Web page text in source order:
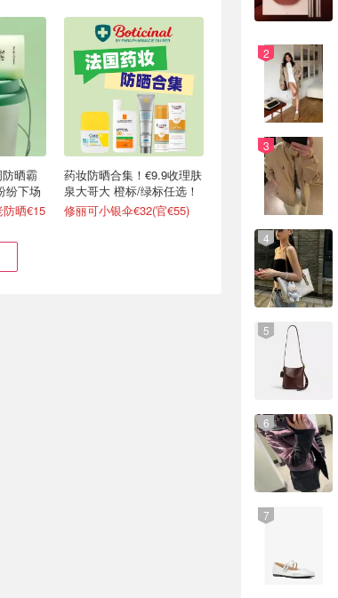
晒霸
纷下场
晒€15
药妆防晒合集！€9.9收理肤
泉大哥大 橙标/绿标任选！
修丽可小银伞€32(官€55)